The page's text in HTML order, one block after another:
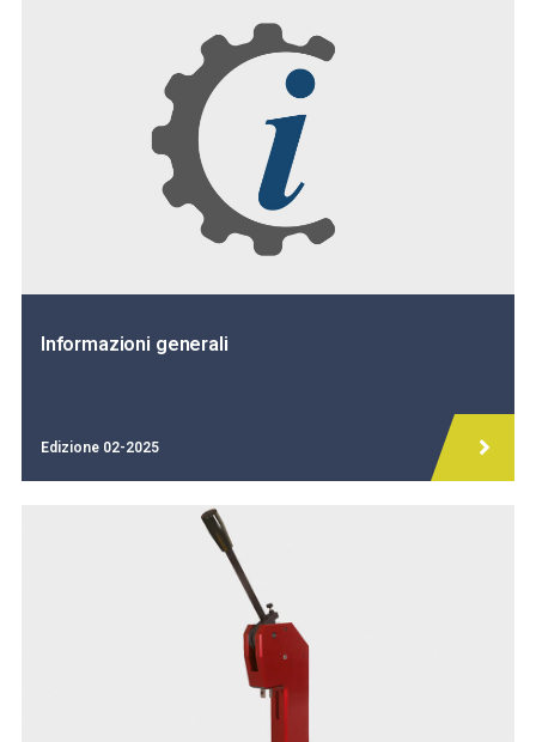
Informazioni generali
Edizione 02-2025